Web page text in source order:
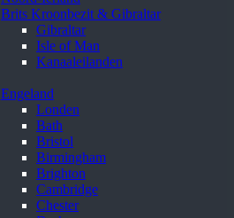
Brits Kroonbezit & Gibraltar
Gibraltar
Isle of Man
Kanaaleilanden
Engeland
Londen
Bath
Bristol
Birmingham
Brighton
Cambridge
Chester